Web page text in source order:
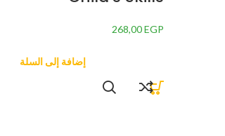
268,00EGP
إضافة إلى السلة